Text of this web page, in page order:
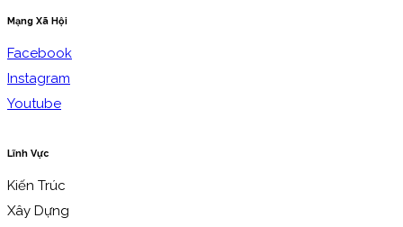
Mạng Xã Hội
Facebook
Instagram
Youtube
Lĩnh Vực
Kiến Trúc
Xây Dựng